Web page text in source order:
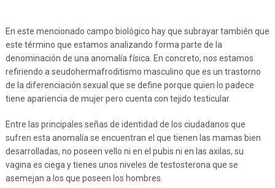
En este mencionado campo biológico hay que subrayar también que
este término que estamos analizando forma parte de la
denominación de una anomalía física. En concreto, nos estamos
refiriendo a seudohermafroditismo masculino que es un trastorno
de la diferenciación sexual que se define porque quien lo padece
tiene apariencia de mujer pero cuenta con tejido testicular.
Entre las principales señas de identidad de los ciudadanos que
sufren esta anomalía se encuentran el que tienen las mamas bien
desarrolladas, no poseen vello ni en el pubis ni en las axilas, su
vagina es ciega y tienes unos niveles de testosterona que se
asemejan a los que poseen los hombres.